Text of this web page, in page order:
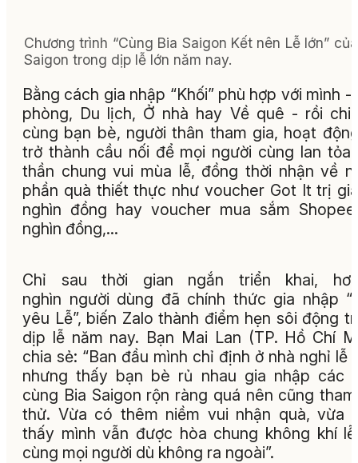
Chương trình “Cùng Bia Saigon Kết nên Lễ lớn”
Saigon trong dịp lễ lớn năm nay.
Bằng cách gia nhập “Khối” phù hợp với mình -
phòng, Du lịch, Ở nhà hay Về quê - rồi
cùng bạn bè, người thân tham gia, hoạt
trở thành cầu nối để mọi người cùng lan tỏa
thần chung vui mùa lễ, đồng thời nhận về
phần quà thiết thực như voucher Got It trị
nghìn đồng hay voucher mua sắm
nghìn đồng,...
Chỉ sau thời gian ngắn triển khai,
nghìn người dùng đã chính thức gia nhập
yêu Lễ”, biến Zalo thành điểm hẹn sôi động
dịp lễ năm nay. Bạn Mai Lan (TP. Hồ Chí
chia sẻ: “Ban đầu mình chỉ định ở nhà nghỉ lễ
nhưng thấy bạn bè rủ nhau gia nhập các
cùng Bia Saigon rộn ràng quá nên cũng
thử. Vừa có thêm niềm vui nhận quà, vừa
thấy mình vẫn được hòa chung không khí
cùng mọi người dù không ra ngoài”.